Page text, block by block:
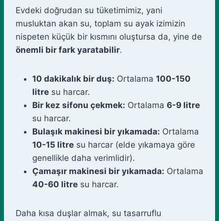
Evdeki doğrudan su tüketimimiz, yani
musluktan akan su, toplam su ayak izimizin
nispeten küçük bir kısmını oluştursa da, yine de
önemli bir fark yaratabilir.
10 dakikalık bir duş: Ortalama 100-150
litre su harcar.
Bir kez sifonu çekmek: Ortalama 6-9 litre
su harcar.
Bulaşık makinesi bir yıkamada: Ortalama
10-15 litre su harcar (elde yıkamaya göre
genellikle daha verimlidir).
Çamaşır makinesi bir yıkamada: Ortalama
40-60 litre su harcar.
Daha kısa duşlar almak, su tasarruflu